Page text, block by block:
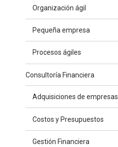
Organización ágil
Pequeña empresa
Procesos ágiles
Consultoría Financiera
Adquisiciones de empresas
Costos y Presupuestos
Gestión Financiera